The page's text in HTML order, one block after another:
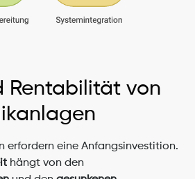
Rentabilität von
erfordern eine Anfangsinvestition.